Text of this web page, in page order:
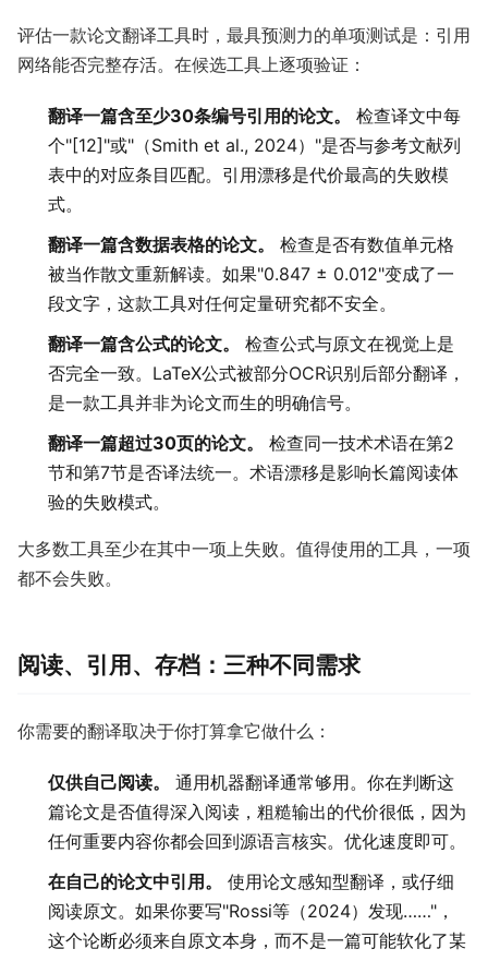
评估一款论文翻译工具时，最具预测力的单项测试是：引用
网络能否完整存活。在候选工具上逐项验证：
翻译一篇含至少30条编号引用的论文。
检查译文中每
个"[12]"或"（Smith et al., 2024）"是否与参考文献列
表中的对应条目匹配。引用漂移是代价最高的失败模
式。
翻译一篇含数据表格的论文。
检查是否有数值单元格
被当作散文重新解读。如果"0.847 ± 0.012"变成了一
段文字，这款工具对任何定量研究都不安全。
翻译一篇含公式的论文。
检查公式与原文在视觉上是
否完全一致。LaTeX公式被部分OCR识别后部分翻译，
是一款工具并非为论文而生的明确信号。
翻译一篇超过30页的论文。
检查同一技术术语在第2
节和第7节是否译法统一。术语漂移是影响长篇阅读体
验的失败模式。
大多数工具至少在其中一项上失败。值得使用的工具，一项
都不会失败。
阅读、引用、存档：三种不同需求
你需要的翻译取决于你打算拿它做什么：
仅供自己阅读。
通用机器翻译通常够用。你在判断这
篇论文是否值得深入阅读，粗糙输出的代价很低，因为
任何重要内容你都会回到源语言核实。优化速度即可。
在自己的论文中引用。
使用论文感知型翻译，或仔细
阅读原文。如果你要写"Rossi等（2024）发现……"，
这个论断必须来自原文本身，而不是一篇可能软化了某